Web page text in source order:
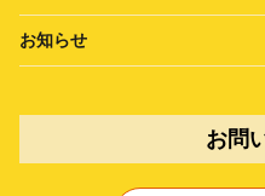
お知らせ
お問